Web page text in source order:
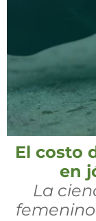
El costo
en
La